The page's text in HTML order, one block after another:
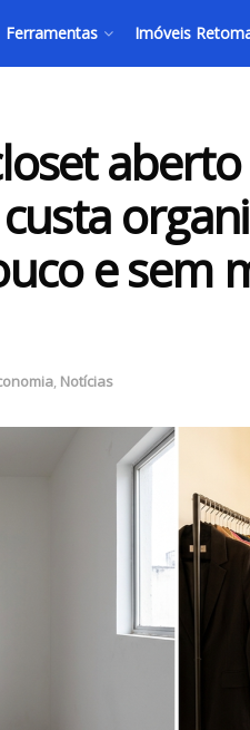
Ferramentas Imóveis
e sem
, Notícias